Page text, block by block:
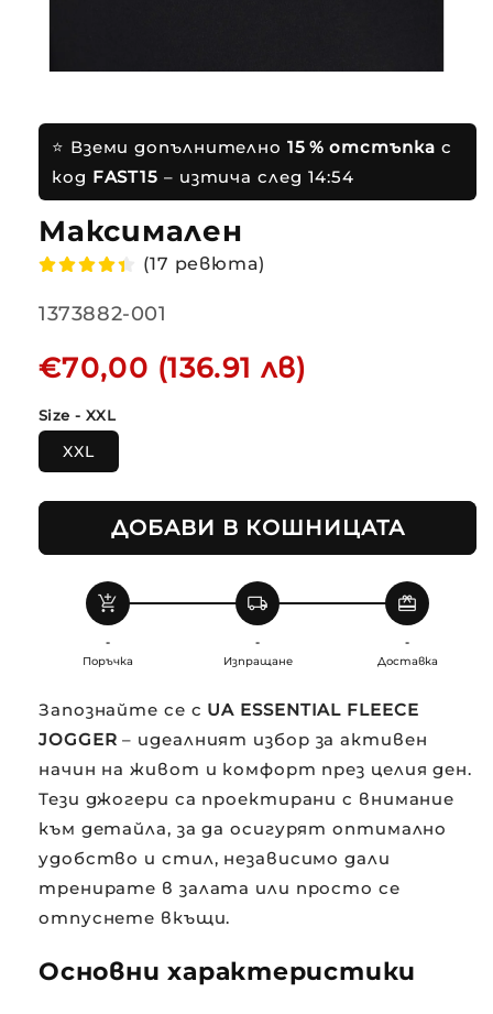
⭐ Вземи допълнително 15 % отстъпка с
код FAST15 – изтича след 14:53
Максимален комф
(17 ревюта)
Translation
bg.products.product.sku:
1373882-001
Редовна
€70,00 (136.91 лв)
Size - XXL
XXL
ДОБАВИ В КОШНИЦАТА
add_shopping_cart
-
Поръчка
local_shipping
-
Изпращане
redeem
-
Доставка
Запознайте се с UA ESSENTIAL FLEECE
JOGGER – идеалният избор за активен
начин на живот и комфорт през целия ден.
Тези джогери са проектирани с внимание
към детайла, за да осигурят оптимално
удобство и стил, независимо дали
тренирате в залата или просто се
отпуснете вкъщи.
Основни характеристики